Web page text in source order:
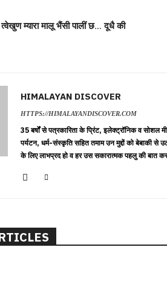
म्यारा मालू भैंसी पालीं छ… दूधै की
HIMALAYAN DISCOVER
HTTPS://HIMALAYANDISCOVER.COM
35 बर्षों से पत्रकारिता के प्रिंट, इलेक्ट्रॉनिक व सोशल
पर्यटन, धर्म-संस्कृति सहित तमाम उन मुद्दों को बेबाकी
के लिए लाभप्रद हो व हर उस सकारात्मक पहलु की बात